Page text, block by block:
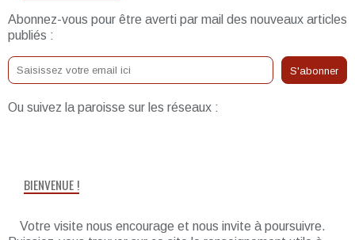
Abonnez-vous pour être averti par mail des nouveaux articles
publiés :
Ou suivez la paroisse sur les réseaux :
BIENVENUE !
Votre visite nous encourage et nous invite à poursuivre.